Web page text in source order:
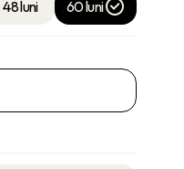
48 luni 60 luni